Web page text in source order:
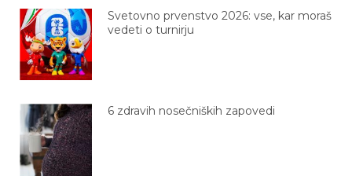
Svetovno prvenstvo 2026: vse, kar moraš
vedeti o turnirju
6 zdravih nosečniških zapovedi